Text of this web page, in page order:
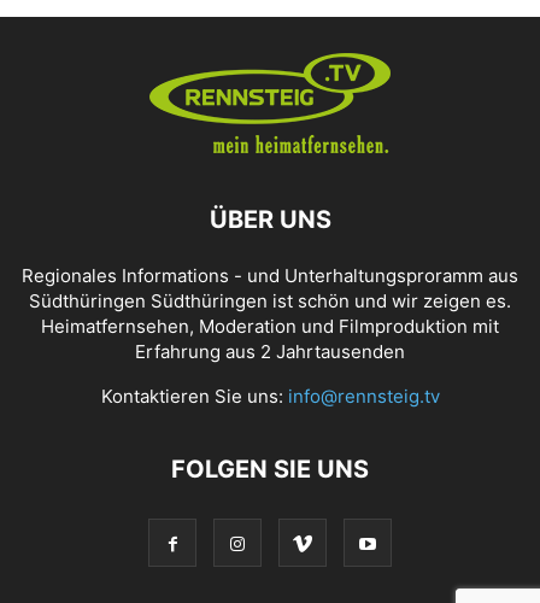
ÜBER UNS
Regionales Informations - und Unterhaltungsproramm aus
Südthüringen Südthüringen ist schön und wir zeigen es.
Heimatfernsehen, Moderation und Filmproduktion mit
Erfahrung aus 2 Jahrtausenden
Kontaktieren Sie uns: info@rennsteig.tv
FOLGEN SIE UNS